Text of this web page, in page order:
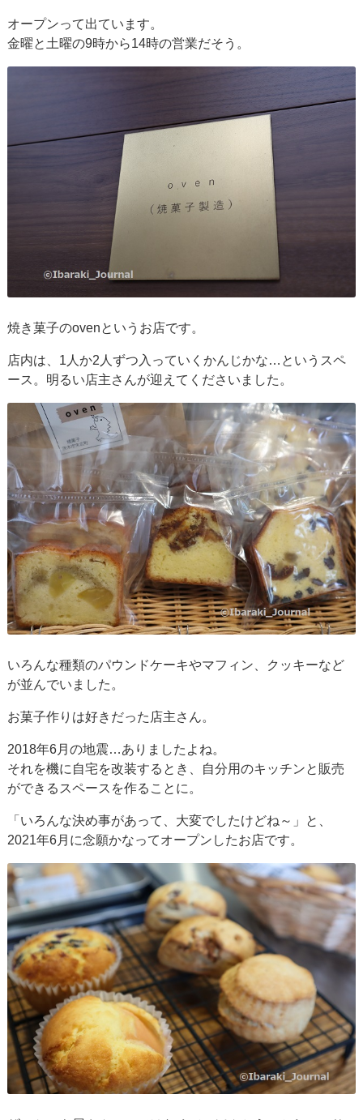
オープンって出ています。
金曜と土曜の9時から14時の営業だそう。
焼き菓子のovenというお店です。
店内は、1人か2人ずつ入っていくかんじかな…というスペ
ース。明るい店主さんが迎えてくださいました。
いろんな種類のパウンドケーキやマフィン、クッキーなど
が並んでいました。
お菓子作りは好きだった店主さん。
2018年6月の地震…ありましたよね。
それを機に自宅を改装するとき、自分用のキッチンと販売
ができるスペースを作ることに。
「いろんな決め事があって、大変でしたけどね～」と、
2021年6月に念願かなってオープンしたお店です。